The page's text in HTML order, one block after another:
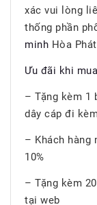
xác vui lòng
thống phần
minh Hòa
Ưu đãi khi
– Tặng kèm 1
dây cáp đi
– Khách hàng
10%
– Tặng kèm
tại web